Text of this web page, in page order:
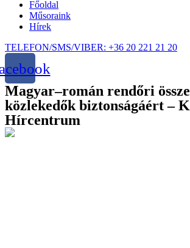
Főoldal
Műsoraink
Hírek
TELEFON/SMS/VIBER: +36 20 221 21 20
Magyar–román rendőri
közlekedők biztonságáért –
Hírcentrum